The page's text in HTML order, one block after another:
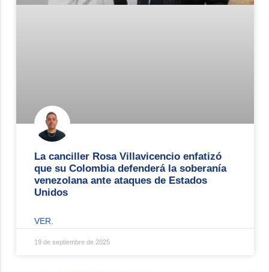
La canciller Rosa Villavicencio enfatizó
que su Colombia defenderá la soberanía
venezolana ante ataques de Estados
Unidos
VER.
19 de septiembre de 2025